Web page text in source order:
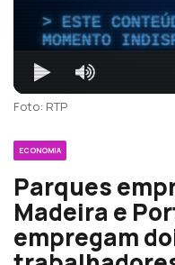
ESTE
MOMENTO
Foto: RTP
ECONOMIA
Parques
Madeira e
empregam